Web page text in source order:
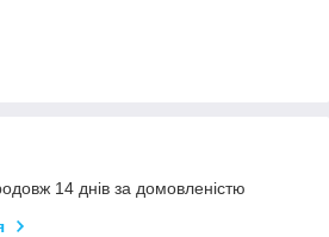
14 днів за домовленістю